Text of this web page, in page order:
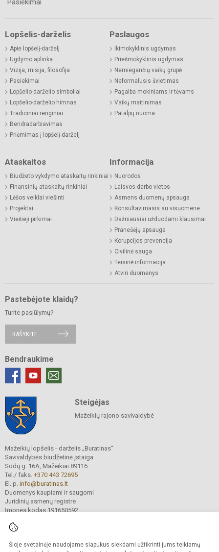
Šioje svetainėje naudojame slapukus siekdami užtikrinti jums teikiamų
Pasiekimai
Lopšelis-darželis
Apie lopšelį-darželį
Ugdymo aplinka
Vizija, misija, filosofija
Pasiekimai
Lopšelio-darželio simboliai
Lopšelio-darželio himnas
Tradiciniai renginiai
Bendradarbiavimas
Priėmimas į lopšelį-darželį
Paslaugos
Ikimokyklinis ugdymas
Priešmokyklinis ugdymas
Nemiegančių vaikų grupė
Neformalusis švietimas
Pagalba mokiniams ir tėvams
Vaikų maitinimas
Patalpų nuoma
Ataskaitos
Biudžeto vykdymo ataskaitų rinkiniai
Finansinių ataskaitų rinkiniai
Lėšos veiklai viešinti
Projektai
Viešieji pirkimai
Informacija
Nuorodos
Laisvos darbo vietos
Asmens duomenų apsauga
Konsultavimasis su visuomene
Dažniausiai užduodami klausimai
Pranešėjų apsauga
Korupcijos prevencija
Civilinė sauga
Teisinė informacija
Atviri duomenys
Pastebėjote klaidų?
Turite pasiūlymų?
RAŠYKITE
Bendraukime
Steigėjas
Mažeikių rajono savivaldybė
Mažeikių lopšelis - darželis „Buratinas“
Savivaldybės biudžetinė įstaiga
Sodų g. 16A, Mažeikiai 89116
Tel./ faks. +370 443 72695
El. p. info@buratinas.lt
Duomenys kaupiami ir saugomi
Juridinių asmenų registre
Įmonės kodas 191650592
© 2024. Mažeikių lopšelis - darželis „Buratinas“. Visos teisės saugomos.